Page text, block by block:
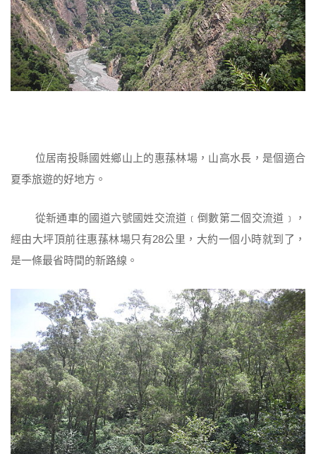
位居南投縣國姓鄉山上的惠蓀林場，山高水長，是個適合
夏季旅遊的好地方。
從新通車的國道六號國姓交流道﹝倒數第二個交流道﹞，
經由大坪頂前往惠蓀林場只有28公里，大約一個小時就到了，
是一條最省時間的新路線。